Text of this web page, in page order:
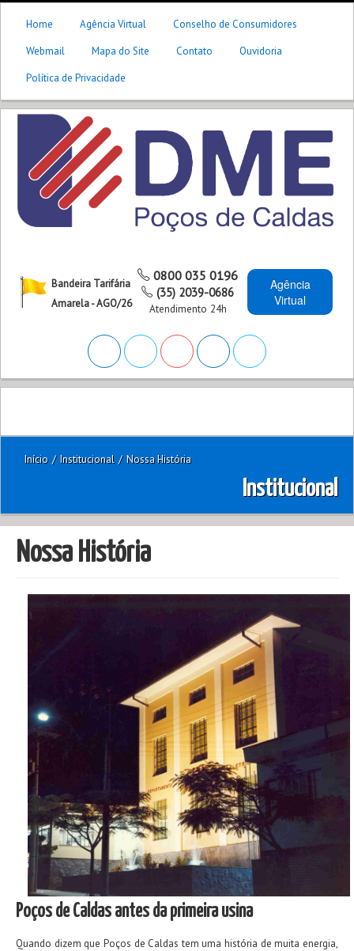
Home Agência Virtual
Conselho de Consumidores
Webmail
Mapa do Site Contato
Ouvidoria
Política de Privacidade
Bandeira Tarifária
Amarela - AGO/26
0800 035 0196
(35) 2039-0686
Atendimento 24h
Agência
Virtual
Início / Institucional / Nossa História
Institucional
Nossa História
Poços de Caldas antes da primeira usina
Quando dizem que Poços de Caldas tem uma história de muita energia,